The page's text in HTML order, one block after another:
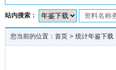
站内搜索：
您当前的位置： 首页 > 统计年鉴下载